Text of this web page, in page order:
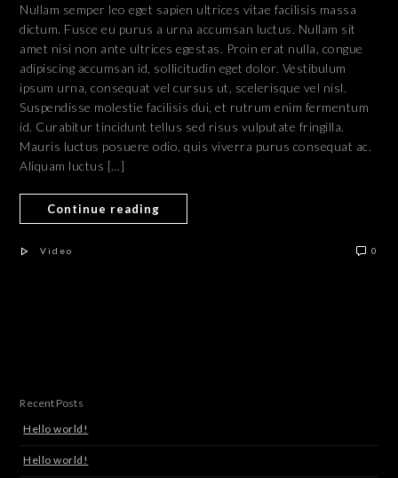
Nullam semper leo eget sapien ultrices vitae facilisis massa
dictum. Fusce eu purus a urna accumsan luctus. Nullam sit
amet nisi non ante ultrices egestas. Proin erat nulla, congue
adipiscing accumsan id, sollicitudin eget dolor. Vestibulum
ipsum urna, consequat vel cursus ut, scelerisque vel nisl.
Suspendisse molestie facilisis dui, et rutrum enim fermentum
id. Curabitur tincidunt tellus sed risus vulputate fringilla.
Mauris luctus posuere odio, quis viverra purus consequat ac.
Aliquam luctus […]
Continue reading
Video 0
Recent Posts
Hello world!
Hello world!